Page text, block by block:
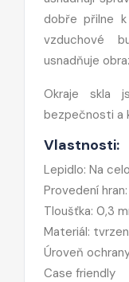
dobře přilne k
vzduchové
usnadňuje
Okraje skla
bezpečnosti a
Vlastnosti:
Lepidlo: Na
Provedení
Tloušťka: 0,3
Materiál:
Úroveň
Case friendly